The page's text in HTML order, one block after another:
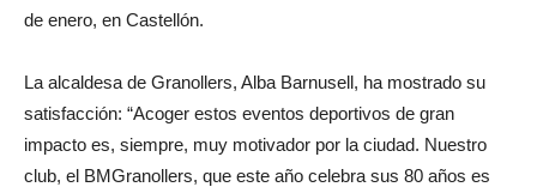
de enero, en Castellón.
La alcaldesa de Granollers, Alba Barnusell, ha mostrado su
satisfacción: “Acoger estos eventos deportivos de gran
impacto es, siempre, muy motivador por la ciudad. Nuestro
club, el BMGranollers, que este año celebra sus 80 años es